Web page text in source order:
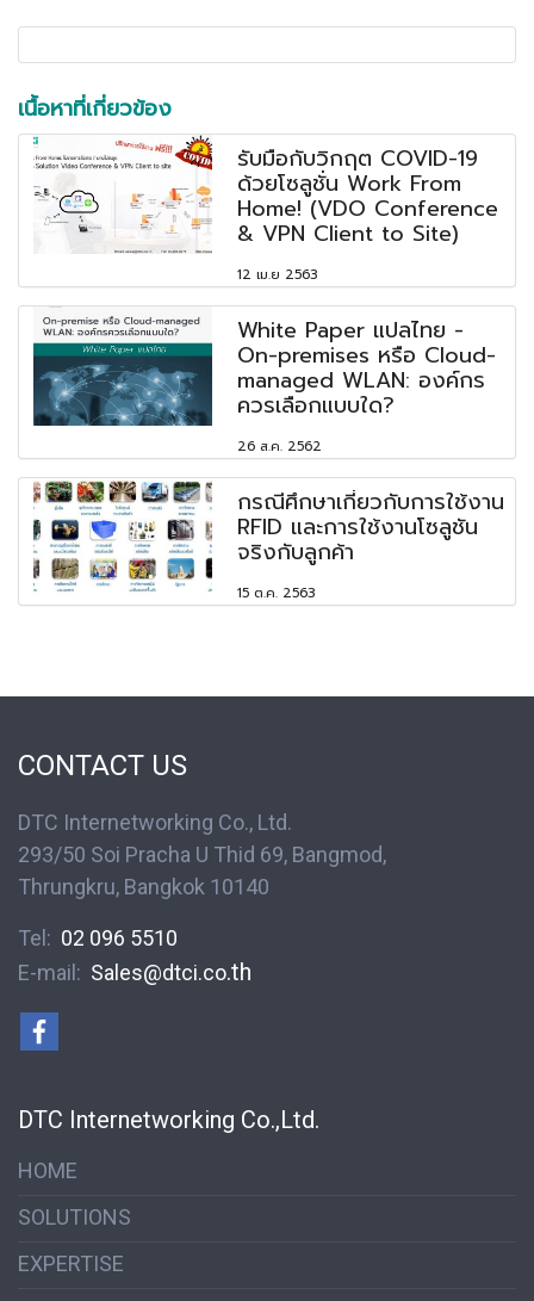
เนื้อหาที่เกี่ยวข้อง
รับมือกับวิกฤต COVID-19
ด้วยโซลูชั่น Work From
Home! (VDO Conference
& VPN Client to Site)
12 เม.ย 2563
White Paper แปลไทย -
On-premises หรือ Cloud-
managed WLAN: องค์กร
ควรเลือกแบบใด?
26 ส.ค. 2562
กรณีศึกษาเกี่ยวกับการใช้งาน
RFID และการใช้งานโซลูชัน
จริงกับลูกค้า
15 ต.ค. 2563
CONTACT US
DTC Internetworking Co., Ltd.
293/50 Soi Pracha U Thid 69, Bangmod,
Thrungkru, Bangkok 10140
Tel: 02 096 5510
E-mail: Sales@dtci.co.th
DTC Internetworking Co.,Ltd.
HOME
SOLUTIONS
EXPERTISE